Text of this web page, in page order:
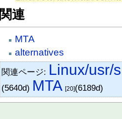
関連
MTA
alternatives
関連ページ: Linux/usr/
(5640d) MTA [20](6189d)